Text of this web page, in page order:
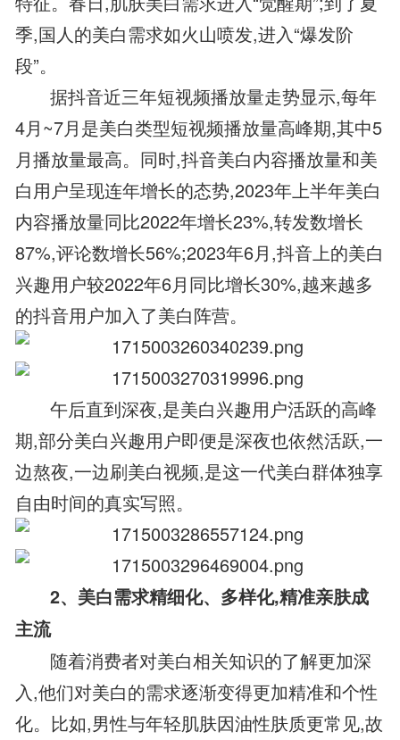
季,国人的美白需求如火山喷发,进入“爆发阶
段”。
据抖音近三年短视频播放量走势显示,每年
4月~7月是美白类型短视频播放量高峰期,其中5
月播放量最高。同时,抖音美白内容播放量和美
白用户呈现连年增长的态势,2023年上半年美白
内容播放量同比2022年增长23%,转发数增长
87%,评论数增长56%;2023年6月,抖音上的美白
兴趣用户较2022年6月同比增长30%,越来越多
的抖音用户加入了美白阵营。
午后直到深夜,是美白兴趣用户活跃的高峰
期,部分美白兴趣用户即便是深夜也依然活跃,一
边熬夜,一边刷美白视频,是这一代美白群体独享
自由时间的真实写照。
2、美白需求精细化、多样化,精准亲肤成
主流
随着消费者对美白相关知识的了解更加深
入,他们对美白的需求逐渐变得更加精准和个性
化。比如,男性与年轻肌肤因油性肤质更常见,故